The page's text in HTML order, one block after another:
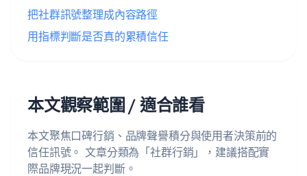
把社群訊號整理成內容路徑
用指標判斷是否真的累積信任
本文觀察範圍 / 適合誰看
本文聚焦口碑行銷、品牌聲譽積分與使用者決策前的
信任訊號。 文章分類為「社群行銷」，建議搭配實
際品牌現況一起判斷。